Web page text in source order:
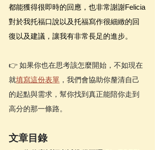
都能獲得很即時的回應，也非常謝謝Felicia
對於我托福口說以及托福寫作很細緻的回
復以及建議，讓我有非常長足的進步。
👉 如果你也在思考該怎麼開始，不如現在
就填寫這份表單 ，我們會協助你釐清自己
的起點與需求，幫你找到真正能陪你走到
高分的那一條路。
文章目錄